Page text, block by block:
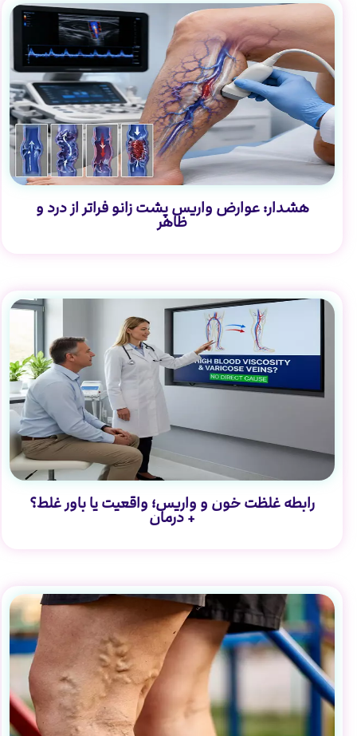
هشدار: عوارض واریس پشت زانو فراتر از درد و
ظاهر
رابطه غلظت خون و واریس؛ واقعیت یا باور غلط؟
+ درمان